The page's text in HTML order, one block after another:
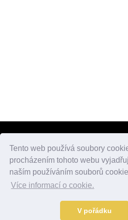
Tento web používá soubory
procházením tohoto webu
naším používáním souborů
Více informací o cookie.
V pořádku
atlaspamatek.info
Data o počasí jsou přebírána
Kontakt: